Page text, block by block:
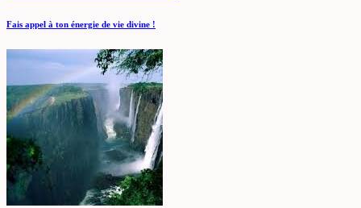
Fais appel à ton énergie de vie divine !